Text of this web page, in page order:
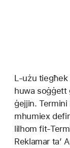
L-użu tiegħek
huwa soġġett
ġejjin.
mhumiex
lilhom fit-
Reklamar ta’